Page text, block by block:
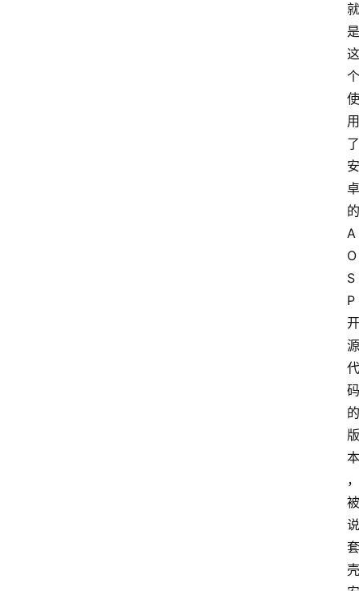
就
是
这
个
使
用
了
安
卓
的
A
O
S
P
开
源
代
码
的
版
本
，
被
说
套
壳